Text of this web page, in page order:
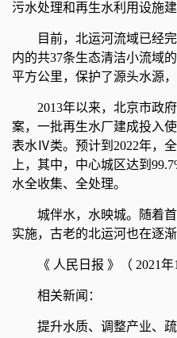
污水处理和再生水利用设施
目前，北运河流域已经
内的共37条生态清洁小流域
平方公里，保护了源头水源
2013年以来，北京市政
案，一批再生水厂建成投入
表水Ⅳ类。预计到2022年，
上，其中，中心城区达到
水全收集、全处理。
城伴水，水映城。随着
实施，古老的北运河也在逐
《 人民日报 》（ 2021年
相关新闻：
提升水质、调整产业、